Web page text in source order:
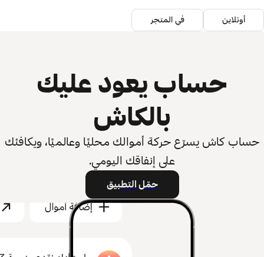
أونلاين في المتجر
حساب يعود عليك
بالكاش
حساب كاش يسرّع حركة أموالك محليًا وعالميًا، ويكافئك
على إنفاقك اليومي.
حمّل التطبيق